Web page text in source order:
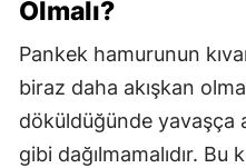
Olmalı?
Pankek hamurunun
biraz daha akışkan
döküldüğünde yavaşça
gibi dağılmamalıdır.